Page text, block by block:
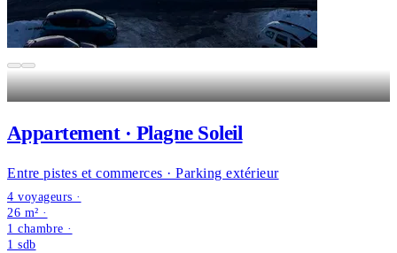
Appartement · Plagne Soleil
Entre pistes et commerces · Parking extérieur
4 voyageurs ·
26 m² ·
1 chambre ·
1sdb